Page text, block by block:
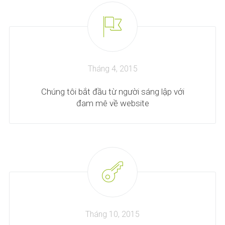
Tháng 4, 2015
Chúng tôi bắt đầu từ người sáng lập với
đam mê về website
Tháng 10, 2015